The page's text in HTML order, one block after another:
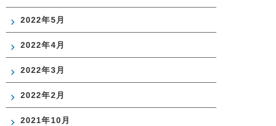
2022年5月
2022年4月
2022年3月
2022年2月
2021年10月